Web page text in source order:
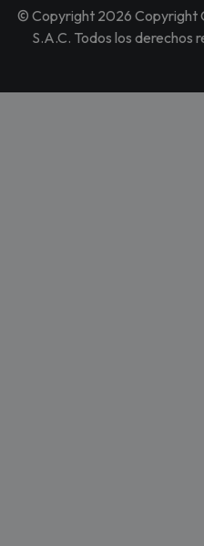
© Copyright 2026 Copyright
S.A.C. Todos los derechos